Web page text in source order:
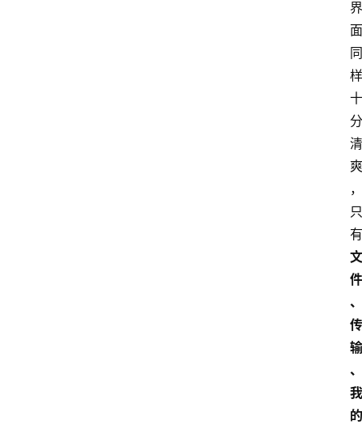
界
面
同
样
十
分
清
爽
，
只
有
文
件
、
传
输
、
我
的